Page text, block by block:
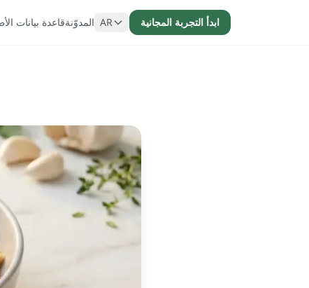
قاعدة بياناتالمدوّنة AR ابدأ التجربة المجانية